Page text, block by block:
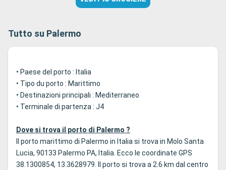
Tutto su Palermo
• Paese del porto : Italia
• Tipo du porto : Marittimo
• Destinazioni principali : Mediterraneo
• Terminale di partenza : J4
Dove si trova il porto di Palermo ?
Il porto marittimo di Palermo in Italia si trova in Molo Santa
Lucia, 90133 Palermo PA, Italia. Ecco le coordinate GPS
38.1300854, 13.3628979. Il porto si trova a 2.6 km dal centro